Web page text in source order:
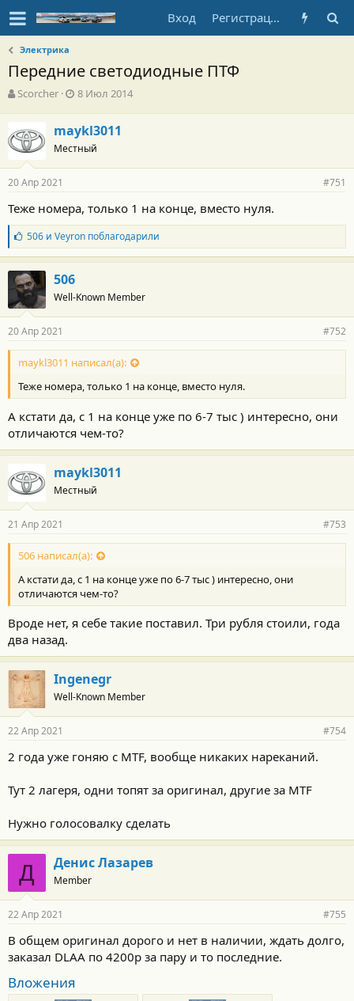
Вход Регистрация
Электрика
Передние светодиодные ПТФ
А
о
р
т
е
м
ы
Scorcher
Д
а
н
а
л
8 Июл 2014
maykl3011
Местный
20 Апр 2021 #751
Теже номера, только 1 на конце, вместо нуля.
Б
л
а
г
о
д
а
н
о
с
и
:
506и Veyronпоблагодарили
506
Well-Known Member
20 Апр 2021 #752
maykl3011 написал(а):
Теже номера, только 1 на конце, вместо нуля.
А кстати да, с 1 на конце уже по 6-7 тыс ) интересно, они
отличаются чем-то?
maykl3011
Местный
21 Апр 2021 #753
506 написал(а):
А кстати да, с 1 на конце уже по 6-7 тыс ) интересно, они
отличаются чем-то?
Вроде нет, я себе такие поставил. Три рубля стоили, года
два назад.
Ingenegr
Well-Known Member
22 Апр 2021 #754
2 года уже гоняю с MTF, вообще никаких нареканий.
Тут 2 лагеря, одни топят за оригинал, другие за MTF
Нужно голосовалку сделать
Д Денис Лазарев
Member
22 Апр 2021 #755
В общем оригинал дорого и нет в наличии, ждать долго,
заказал DLAA по 4200р за пару и то последние.
Вложения